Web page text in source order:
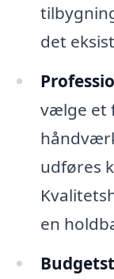
det
vælge et
udføres
en